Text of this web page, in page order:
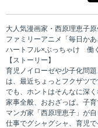
大人気漫画家・西原理恵子
ファミリーアニメ「毎日か
ハートフル×ぶっちゃけ 働
【ストーリー】
育児ノイローゼや少子化問
は、最近ちょっとフクザツで
でも、ホントはそんなに深
家事全般、おおざっぱ。子
マンガ家「西原理恵子」が
仕事でグシャグシャ、育児